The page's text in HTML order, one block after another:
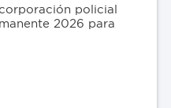
policial
2026 para